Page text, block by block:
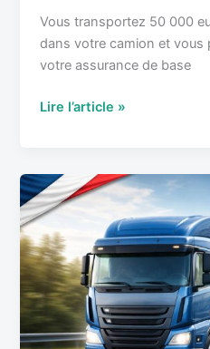
Vous transportez 50 000
dans votre camion et vous
votre assurance de base
Lire l’article »
Responsabilité
civile
lourds
:
La
seule
garantie